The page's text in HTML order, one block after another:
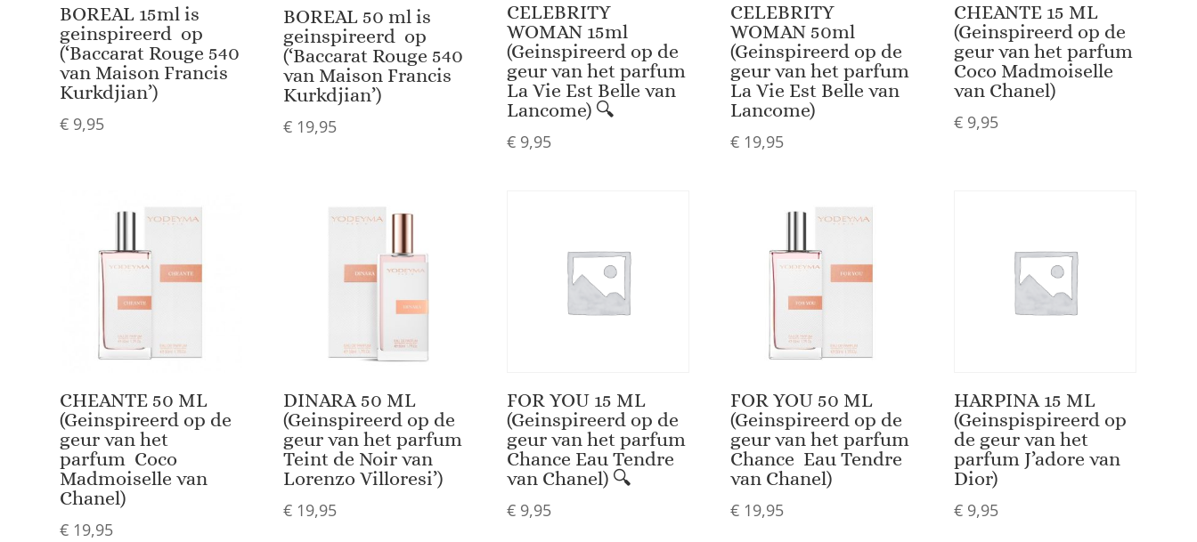
BOREAL 15ml is
geinspireerd op
(‘Baccarat Rouge 540
van Maison Francis
Kurkdjian’)
€ 9,95
BOREAL 50 ml is
geinspireerd op
(‘Baccarat Rouge 540
van Maison Francis
Kurkdjian’)
€ 19,95
CELEBRITY
WOMAN 15ml
(Geinspireerd op de
geur van het parfum
La Vie Est Belle van
Lancome) 🔍
€ 9,95
CELEBRITY
WOMAN 50ml
(Geinspireerd op de
geur van het parfum
La Vie Est Belle van
Lancome)
€ 19,95
CHEANTE 15 ML
(Geinspireerd op de
geur van het parfum
Coco Madmoiselle
van Chanel)
€ 9,95
CHEANTE 50 ML
(Geinspireerd op de
geur van het
parfum Coco
Madmoiselle van
Chanel)
€ 19,95
DINARA 50 ML
(Geinspireerd op de
geur van het parfum
Teint de Noir van
Lorenzo Villoresi’)
€ 19,95
FOR YOU 15 ML
(Geinspireerd op de
geur van het parfum
Chance Eau Tendre
van Chanel) 🔍
€ 9,95
FOR YOU 50 ML
(Geinspireerd op de
geur van het parfum
Chance Eau Tendre
van Chanel)
€ 19,95
HARPINA 15 ML
(Geinspispireerd op
de geur van het
parfum J’adore van
Dior)
€ 9,95